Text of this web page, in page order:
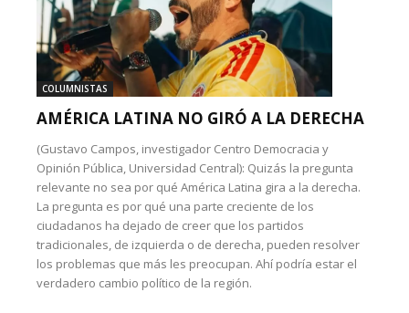
COLUMNISTAS
AMÉRICA LATINA NO GIRÓ A LA DERECHA
(Gustavo Campos, investigador Centro Democracia y
Opinión Pública, Universidad Central): Quizás la pregunta
relevante no sea por qué América Latina gira a la derecha.
La pregunta es por qué una parte creciente de los
ciudadanos ha dejado de creer que los partidos
tradicionales, de izquierda o de derecha, pueden resolver
los problemas que más les preocupan. Ahí podría estar el
verdadero cambio político de la región.